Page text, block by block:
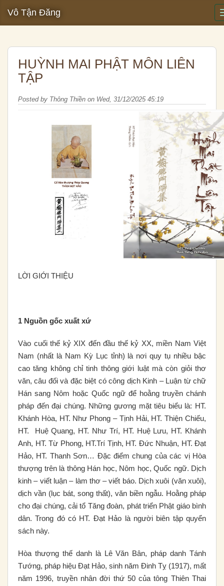
Vô Tận Đăng
HUỲNH MAI PHẬT MÔN LIÊN
TẬP
Posted by Thông Thiền on Wed, 31/12/2025 45:19
LỜI GIỚI THIỆU
1 Nguồn gốc xuất xứ
Vào cuối thế kỷ XIX đến đầu thế kỷ XX, miền Nam Việt
Nam (nhất là Nam Kỳ Lục tỉnh) là nơi quy tụ nhiều bậc
cao tăng không chỉ tinh thông giới luật mà còn giỏi thơ
văn, câu đối và đặc biệt có công dịch Kinh – Luận từ chữ
Hán sang Nôm hoặc Quốc ngữ để hoằng truyền chánh
pháp đến đại chúng. Những gương mặt tiêu biểu là: HT.
Khánh Hòa, HT. Như Phong – Tịnh Hải, HT. Thiện Chiếu,
HT. Huệ Quang, HT. Như Trí, HT. Huệ Lưu, HT. Khánh
Anh, HT. Từ Phong, HT.Trí Tịnh, HT. Đức Nhuận, HT. Đạt
Hảo, HT. Thanh Sơn… Đặc điểm chung của các vị Hòa
thượng trên là thông Hán học, Nôm học, Quốc ngữ. Dịch
kinh – viết luận – làm thơ – viết báo. Dịch xuôi (văn xuôi),
dịch vần (lục bát, song thất), văn biền ngẫu. Hoằng pháp
cho đại chúng, cải tổ Tăng đoàn, phát triển Phật giáo bình
dân. Trong đó có HT. Đạt Hảo là người biên tập quyển
sách này.
Hòa thượng thế danh là Lê Văn Bân, pháp danh Tánh
Tướng, pháp hiệu Đạt Hảo, sinh năm Đinh Tỵ (1917), mất
năm 1996, truyền nhân đời thứ 50 của tông Thiên Thai